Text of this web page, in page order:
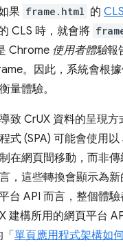
果 frame.html 的 CLS
CLS 時，就會將
Chrome 使用者體驗報
。因此，系統會根
量體驗。
致 CrUX 資料的呈現方
式 (SPA) 可能會使用
在網頁間移動，而非
，這些轉換會顯示為
台 API 而言，整個體
建構所用的網頁平台
單頁應用程式架構如